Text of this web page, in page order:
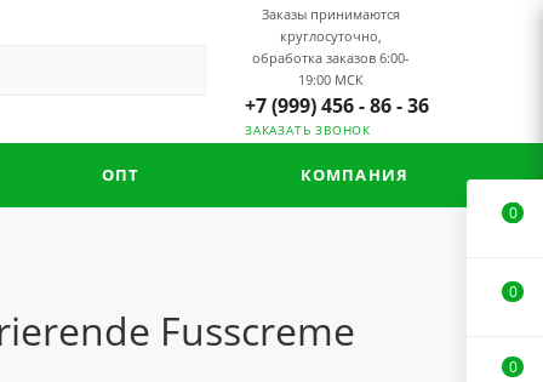
Заказы принимаются
круглосуточно,
обработка заказов 6:00-
19:00 МСК
+7 (999) 456 - 86 - 36
ЗАКАЗАТЬ ЗВОНОК
ОПТ КОМПАНИЯ
Fusscreme
0
0
0